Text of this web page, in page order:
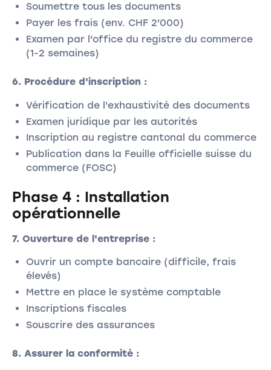
Soumettre tous les documents
Payer les frais (env. CHF 2'000)
Examen par l'office du registre du commerce
(1-2 semaines)
6. Procédure d'inscription :
Vérification de l'exhaustivité des documents
Examen juridique par les autorités
Inscription au registre cantonal du commerce
Publication dans la Feuille officielle suisse du
commerce (FOSC)
Phase 4 : Installation
opérationnelle
7. Ouverture de l'entreprise :
Ouvrir un compte bancaire (difficile, frais
élevés)
Mettre en place le système comptable
Inscriptions fiscales
Souscrire des assurances
8. Assurer la conformité :